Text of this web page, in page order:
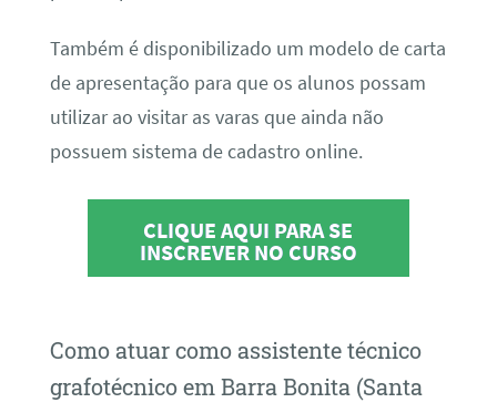
Também é disponibilizado um modelo de carta
de apresentação para que os alunos possam
utilizar ao visitar as varas que ainda não
possuem sistema de cadastro online.
CLIQUE AQUI PARA SE
INSCREVER NO CURSO
Como atuar como assistente técnico
grafotécnico em Barra Bonita (Santa